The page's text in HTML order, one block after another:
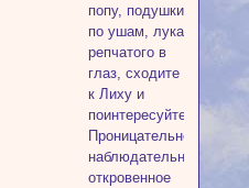
попу, подушки
по ушам, лука
репчатого в
глаз, сходите
к Лиху и
поинтересуйтесь.
Проницательное,
наблюдательное,
откровенное